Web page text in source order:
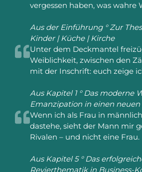
vergessen haben, was wahre
Aus der Einführung ° Zur
Kinder | Küche | Kirche
Unter dem Deckmantel
Weiblichkeit, zwischen den
mit der Inschrift: euch zeige
Aus Kapitel 1 ° Das moderne
Emanzipation in einen
Wenn ich als Frau in
dastehe, sieht der Mann mir
Rivalen – und nicht eine Frau.
Aus Kapitel 5 ° Das
Revierthematik in Business-